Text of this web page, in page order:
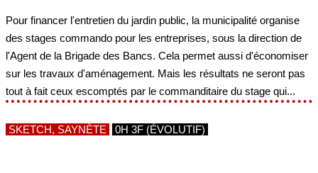
Pour financer l'entretien du jardin public, la municipalité organise
des stages commando pour les entreprises, sous la direction de
l'Agent de la Brigade des Bancs. Cela permet aussi d'économiser
sur les travaux d'aménagement. Mais les résultats ne seront pas
tout à fait ceux escomptés par le commanditaire du stage qui...
SKETCH, SAYNÈTE 0H 3F (ÉVOLUTIF)